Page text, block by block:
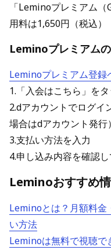
「Leminoプレミアム
用料は1,650円（税込）
Leminoプレミアム
Leminoプレミアム登録
1.「入会はこちら」を
2.dアカウントでログ
場合はdアカウント発行）
3.支払い方法を入力
4.申し込み内容を確認し
Leminoおすすめ
Leminoとは？月額料金
い方法
Leminoは無料で視聴で